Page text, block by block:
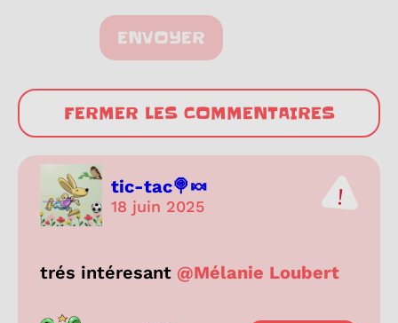
ENVOYER
FERMER LES COMMENTAIRES
tic-tac🍭🍬
18 juin 2025
trés intéresant @Mélanie Loubert